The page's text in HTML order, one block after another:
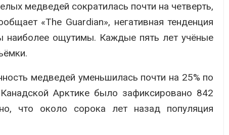
медведей сократилась почти на четверть,
«The Guardian», негативная тенденция
наиболее ощутимы. Каждые пять лет учёные
медведей уменьшилась почти на 25% по
Арктике было зафиксировано 842
что около сорока лет назад популяция
ведущие
итогам 2025
столкнулись с
Шэньси из-за паводков
тыс. человек
Авг 6, 2026
экообменники для сбора
вторсырья
Авг 6, 2026
Учёные предложили